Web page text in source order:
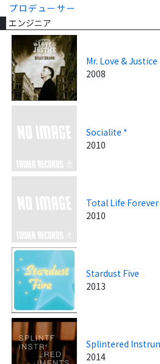
プロデューサー
エンジニア
Mr. Love & Justice
2008
Socialite *
2010
Total Life Forever
2010
Stardust Five
2013
Splintered
2014